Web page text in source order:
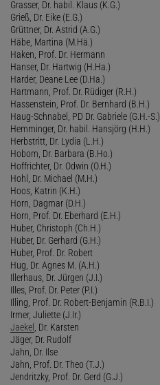
Grasser, Dr. habil. Klaus (K.G.)
Grieß, Dr. Eike (E.G.)
Grüttner, Dr. Astrid (A.G.)
Häbe, Martina (M.Hä.)
Haken, Prof. Dr. Hermann
Hanser, Dr. Hartwig (H.Ha.)
Harder, Deane Lee (D.Ha.)
Hartmann, Prof. Dr. Rüdiger (R.H.)
Hassenstein, Prof. Dr. Bernhard (B.H.)
Haug-Schnabel, PD Dr. Gabriele (G.H.-S.)
Hemminger, Dr. habil. Hansjörg (H.H.)
Herbstritt, Dr. Lydia (L.H.)
Hobom, Dr. Barbara (B.Ho.)
Hoffrichter, Dr. Odwin (O.H.)
Hohl, Dr. Michael (M.H.)
Hoos, Katrin (K.H.)
Horn, Dagmar (D.H.)
Horn, Prof. Dr. Eberhard (E.H.)
Huber, Christoph (Ch.H.)
Huber, Dr. Gerhard (G.H.)
Huber, Prof. Dr. Robert
Hug, Dr. Agnes M. (A.H.)
Illerhaus, Dr. Jürgen (J.I.)
Illes, Prof. Dr. Peter (P.I.)
Illing, Prof. Dr. Robert-Benjamin (R.B.I.)
Irmer, Juliette (J.Ir.)
Jaekel , Dr. Karsten
Jäger, Dr. Rudolf
Jahn, Dr. Ilse
Jahn, Prof. Dr. Theo (T.J.)
Jendritzky, Prof. Dr. Gerd (G.J.)